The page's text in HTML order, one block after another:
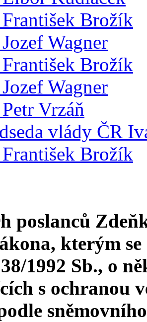
František Brožík
Wagner
František Brožík
Wagner
Vrzáň
vlády ČR
František Brožík
poslanců
kterým
1992 Sb., o
s ochranou